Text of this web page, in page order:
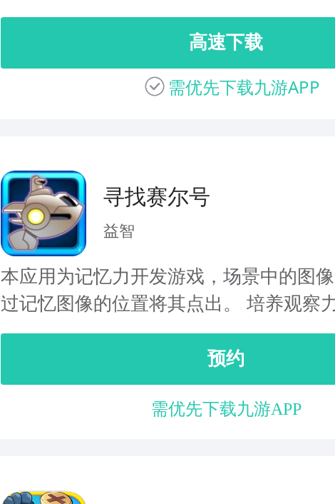
高速下载
需优先下载九游APP
寻找赛尔号
益智
本应用为记忆力开发游戏，场景中的图
过记忆图像的位置将其点出。 培养观察
预约
需优先下载九游APP